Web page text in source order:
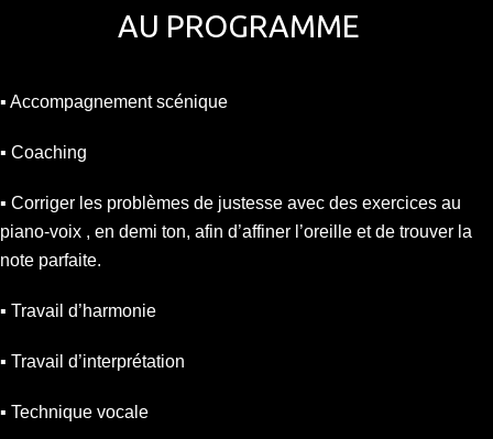
AU PROGRAMME
▪︎ Accompagnement scénique
▪︎ Coaching
▪︎ Corriger les problèmes de justesse avec des exercices au
piano-voix , en demi ton, afin d’affiner l’oreille et de trouver la
note parfaite.
▪︎ Travail d’harmonie
▪︎ Travail d’interprétation
▪︎ Technique vocale